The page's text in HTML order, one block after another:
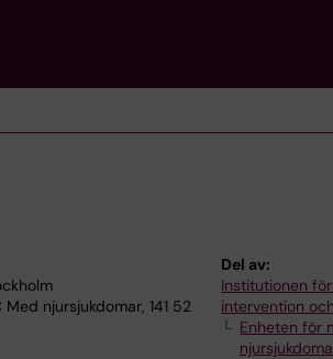
njursjukdomar, 141 52
Del av:
Institutionen
intervention
Enheten för